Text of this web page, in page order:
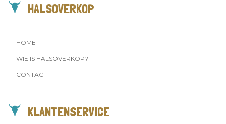
HALSOVERKOP
HOME
WIE IS HALSOVERKOP?
CONTACT
KLANTENSERVICE